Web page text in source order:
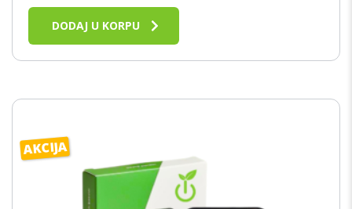
DODAJ U KORPU
AKCIJA